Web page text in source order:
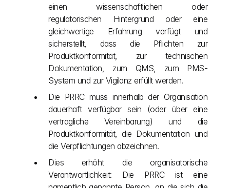
einen wissenschaftlichen oder
regulatorischen Hintergrund oder eine
gleichwertige Erfahrung verfügt und
sicherstellt, dass die Pflichten zur
Produktkonformität, zur technischen
Dokumentation, zum QMS, zum PMS-
System und zur Vigilanz erfüllt werden.
Die PRRC muss innerhalb der Organisation
dauerhaft verfügbar sein (oder über eine
vertragliche Vereinbarung) und die
Produktkonformität, die Dokumentation und
die Verpflichtungen abzeichnen.
Dies erhöht die organisatorische
Verantwortlichkeit: Die PRRC ist eine